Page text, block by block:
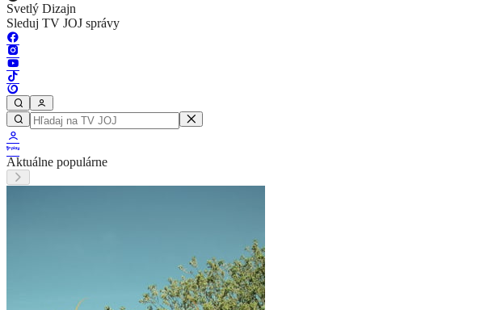
Svetlý Dizajn
Sleduj TV JOJ správy
Aktuálne populárne